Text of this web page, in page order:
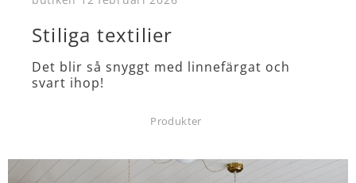
Stiliga textilier
Det blir så snyggt med linnefärgat och
svart ihop!
Produkter